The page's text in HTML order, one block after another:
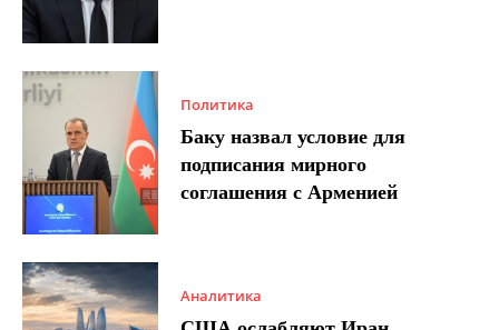
Политика
Баку назвал условие для
подписания мирного
соглашения с Арменией
Аналитика